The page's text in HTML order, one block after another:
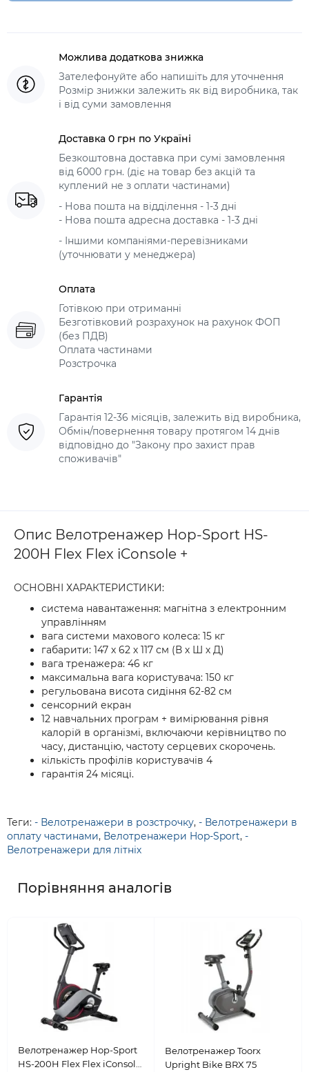
Можлива додаткова знижка
Зателефонуйте або напишіть для уточнення
Розмір знижки залежить як від виробника, так
і від суми замовлення
Доставка 0 грн по Україні
Безкоштовна доставка при сумі замовлення
від 6000 грн. (діє на товар без акцій та
куплений не з оплати частинами)
- Нова пошта на відділення - 1-3 дні
- Нова пошта адресна доставка - 1-3 дні
- Іншими компаніями-перевізниками
(уточнювати у менеджера)
Оплата
Готівкою при отриманні
Безготівковий розрахунок на рахунок ФОП
(без ПДВ)
Оплата частинами
Розстрочка
Гарантія
Гарантія 12-36 місяців, залежить від виробника,
Обмін/повернення товару протягом 14 днів
відповідно до "Закону про захист прав
споживачів"
Опис Велотренажер Hop-Sport HS-
200H Flex Flex iConsole +
ОСНОВНІ ХАРАКТЕРИСТИКИ:
система навантаження: магнітна з електронним
управлінням
вага системи махового колеса: 15 кг
габарити: 147 х 62 х 117 см (В х Ш х Д)
вага тренажера: 46 кг
максимальна вага користувача: 150 кг
регульована висота сидіння 62-82 см
сенсорний екран
12 навчальних програм + вимірювання рівня
калорій в організмі, включаючи керівництво по
часу, дистанцію, частоту серцевих скорочень.
кількість профілів користувачів 4
гарантія 24 місяці.
Теги: - Велотренажери в розстрочку, - Велотренажери в
оплату частинами, Велотренажери Hop-Sport, -
Велотренажери для літніх
Порівняння аналогів
Велотренажер Hop-Sport
HS-200H Flex Flex iConsole
Велотренажер Toorx
Upright Bike BRX 75